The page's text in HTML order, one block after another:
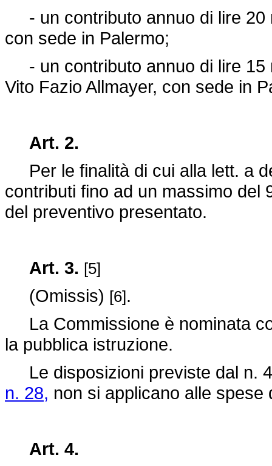
- un contributo annuo di lire 20
con sede in Palermo;
- un contributo annuo di lire 15
Vito Fazio Allmayer, con sede in
Art. 2.
Per le finalità di cui alla lett. a
contributi fino ad un massimo del
del preventivo presentato.
Art. 3. [5]
(Omissis) [6].
La Commissione è nominata
la pubblica istruzione.
Le disposizioni previste dal n.
n. 28, non si applicano alle
Art. 4.